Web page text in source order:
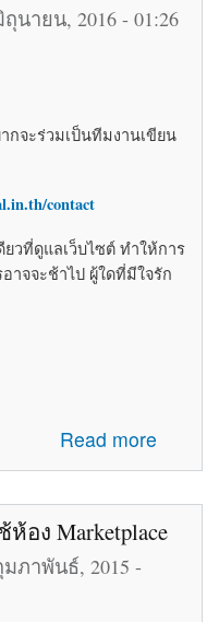
ถุนายน, 2016 - 01:26
กจะร่วมเป็นทีมงานเขียน
contact
วที่ดูแลเว็บไซต์ ทำให้การ
าจจะช้าไป ผู้ใดที่มีใจรัก
Read more
วสารเกี่ยวกับ Drupal ใน
ประเทศไทย
อง Marketplace
มภาพันธ์, 2015 -